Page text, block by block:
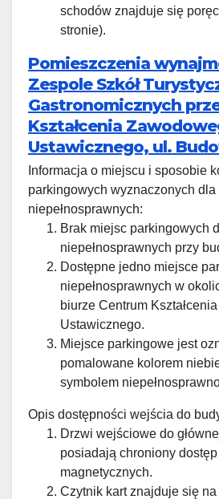
schodów znajduje się
stronie).
Pomieszczenia
Zespole Szkół
Gastronomicznych
Kształcenia
Ustawicznego, ul.
Informacja o miejscu i sposobie
parkingowych wyznaczonych dla
niepełnosprawnych:
Brak miejsc parkingowych
niepełnosprawnych przy
Dostępne jedno miejsce
niepełnosprawnych w
biurze Centrum
Ustawicznego.
Miejsce parkingowe jest
pomalowane kolorem
symbolem
Opis dostępności wejścia do
Drzwi wejściowe do
posiadają chroniony
magnetycznych.
Czytnik kart znajduje się